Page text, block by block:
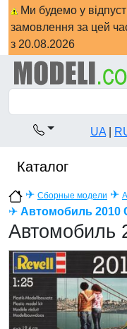
Ми будемо у
замовлення за цей
з 20.08.2026
UA
Каталог
✈ Сборные модели ✈
✈ Автомобиль 2010
Автомобиль